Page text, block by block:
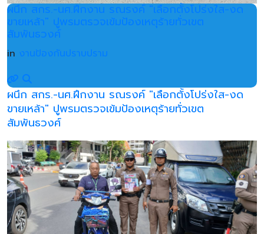
ผนึก สกร.-นศ.ฝึกงาน รณรงค์ "เลือกตั้งโปร่งใส-งด
ขายเหล้า" ปูพรมตรวจเข้มป้องเหตุร้ายทั่วเขต
สัมพันธวงศ์
in งานป้องกันปราบปราม
ผนึก สกร.-นศ.ฝึกงาน รณรงค์ "เลือกตั้งโปร่งใส-งด
ขายเหล้า" ปูพรมตรวจเข้มป้องเหตุร้ายทั่วเขต
สัมพันธวงศ์